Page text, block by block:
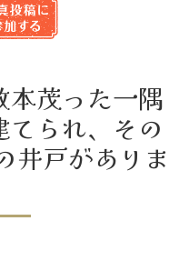
本茂った一隅
てられ、その
井戸がありま